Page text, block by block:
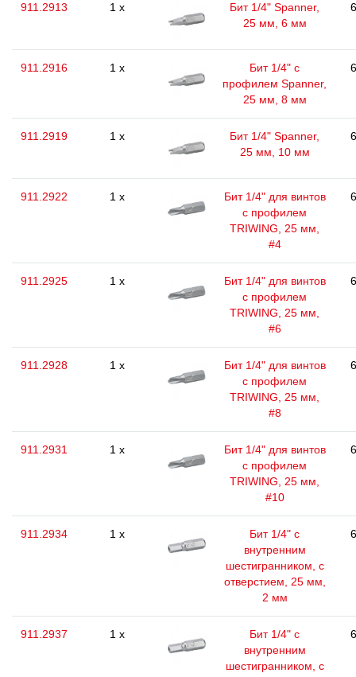
911.2913 1 x
Бит 1/4" Spanner,
25 мм, 6 мм
911.2916 1 x
Бит 1/4" с
профилем Spanner,
25 мм, 8 мм
911.2919 1 x
Бит 1/4" Spanner,
25 мм, 10 мм
911.2922 1 x
Бит 1/4" для винтов
с профилем
TRIWING, 25 мм,
#4
911.2925 1 x
Бит 1/4" для винтов
с профилем
TRIWING, 25 мм,
#6
911.2928 1 x
Бит 1/4" для винтов
с профилем
TRIWING, 25 мм,
#8
911.2931 1 x
Бит 1/4" для винтов
с профилем
TRIWING, 25 мм,
#10
911.2934 1 x
Бит 1/4" с
внутренним
шестигранником, с
отверстием, 25 мм,
2 мм
911.2937 1 x
Бит 1/4" с
внутренним
шестигранником, с